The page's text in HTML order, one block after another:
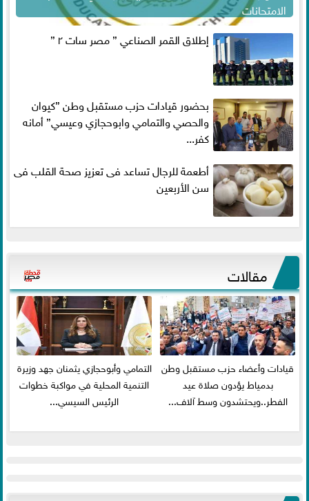
الامتحانات
إطلاق القمر الصناعي ” مصر سات ٢ ”
بحضور قيادات حزب مستقبل وطن ”كيوان
والحصي والتمامي وابوحجازي وعيسي” أمانه
كفر...
أطعمة للرجال تساعد فى تعزيز صحة القلب فى
سن الأربعين
مقالات
قيادات وأعضاء حزب مستقبل وطن
بدمياط يؤدون صلاة عيد
الفطر..ويحتشدون وسط آلاف...
التمامي وأبوحجازي يثمنان جهد وزيرة
التنمية المحلية في مواكبة خطوات
الرئيس السيسي...